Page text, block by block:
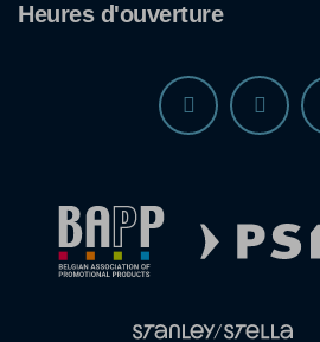
Heures d'ouverture